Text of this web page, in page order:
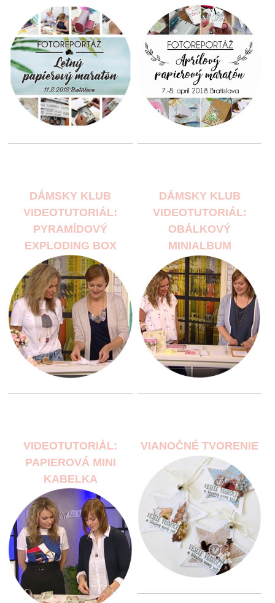
DÁMSKY KLUB
VIDEOTUTORIÁL:
PYRAMÍDOVÝ
EXPLODING BOX
DÁMSKY KLUB
VIDEOTUTORIÁL:
OBÁLKOVÝ
MINIALBUM
VIDEOTUTORIÁL:
PAPIEROVÁ MINI
KABELKA
VIANOČNÉ TVORENIE